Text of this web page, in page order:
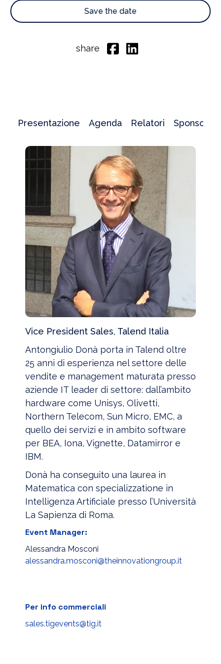
Save the date
share
Presentazione Agenda Relatori Sponsor
Vice President Sales, Talend Italia
Antongiulio Donà porta in Talend oltre
25 anni di esperienza nel settore delle
vendite e management maturata presso
aziende IT leader di settore: dall’ambito
hardware come Unisys, Olivetti,
Northern Telecom, Sun Micro, EMC, a
quello dei servizi e in ambito software
per BEA, Iona, Vignette, Datamirror e
IBM.
Donà ha conseguito una laurea in
Matematica con specializzatione in
Intelligenza Artificiale presso l’Università
La Sapienza di Roma.
Event Manager:
Alessandra Mosconi
alessandra.mosconi@theinnovationgroup.it
Per info commerciali
sales.tigevents@tig.it